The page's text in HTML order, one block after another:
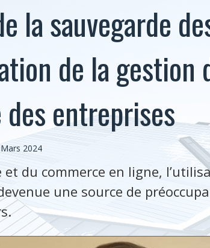
la sauvegarde
de la gestion
entreprises
2024
du commerce en ligne,
une source de